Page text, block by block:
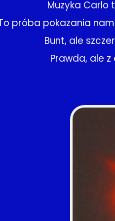
Muzyka Carlo
próba pokazania
Bunt, ale
Prawda, ale